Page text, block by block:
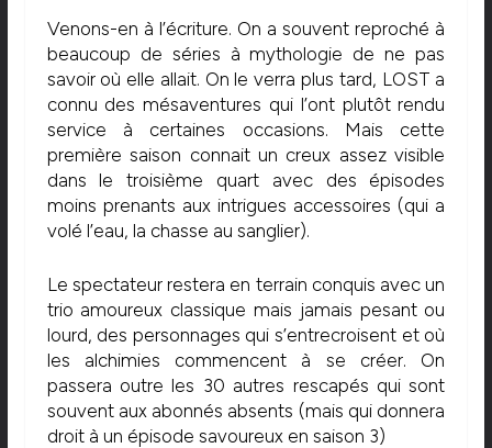
Venons-en à l’écriture. On a souvent reproché à
beaucoup de séries à mythologie de ne pas
savoir où elle allait. On le verra plus tard, LOST a
connu des mésaventures qui l’ont plutôt rendu
service à certaines occasions. Mais cette
première saison connait un creux assez visible
dans le troisième quart avec des épisodes
moins prenants aux intrigues accessoires (qui a
volé l’eau, la chasse au sanglier).
Le spectateur restera en terrain conquis avec un
trio amoureux classique mais jamais pesant ou
lourd, des personnages qui s’entrecroisent et où
les alchimies commencent à se créer. On
passera outre les 30 autres rescapés qui sont
souvent aux abonnés absents (mais qui donnera
droit à un épisode savoureux en saison 3)